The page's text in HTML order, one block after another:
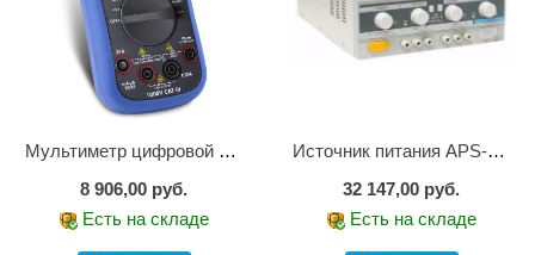
Мультиметр цифровой АММ-1221
8 906,00 руб.
Есть на складе
Источник питания APS-2236
32 147,00 руб.
Есть на складе